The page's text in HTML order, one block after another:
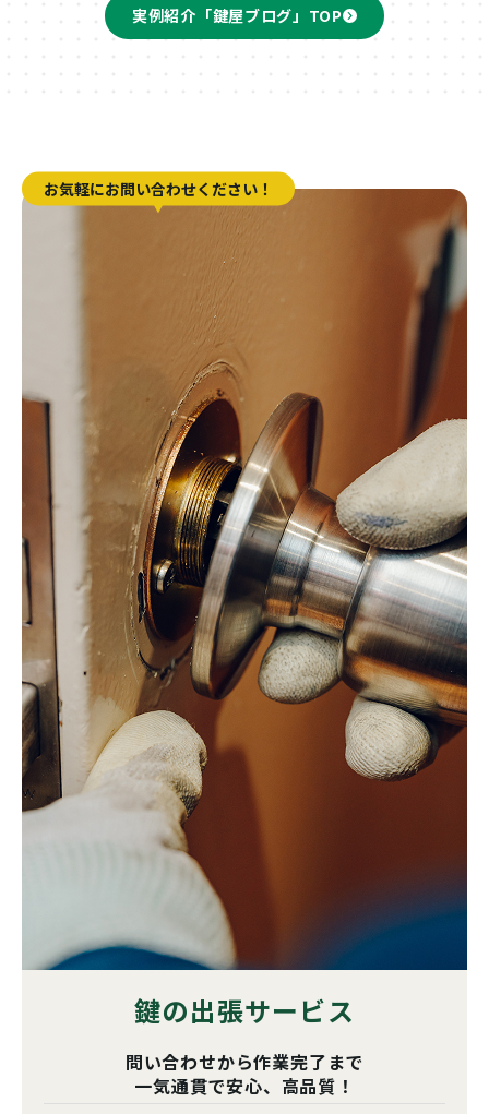
実例紹介「鍵屋ブログ」TOP
お気軽にお問い合わせください！
鍵の出張サービス
問い合わせから作業完了まで
一気通貫で安心、高品質！